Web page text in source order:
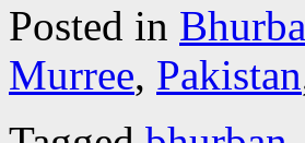
Posted in
Murree, Pakistan